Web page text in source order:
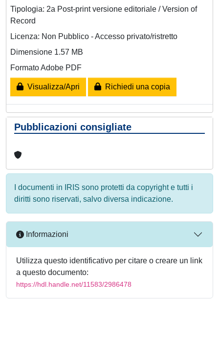
Tipologia: 2a Post-print versione editoriale / Version of
Record
Licenza: Non Pubblico - Accesso privato/ristretto
Dimensione 1.57 MB
Formato Adobe PDF
Visualizza/Apri Richiedi una copia
Pubblicazioni consigliate
I documenti in IRIS sono protetti da copyright e tutti i
diritti sono riservati, salvo diversa indicazione.
Informazioni
Utilizza questo identificativo per citare o creare un link
a questo documento:
https://hdl.handle.net/11583/2986478